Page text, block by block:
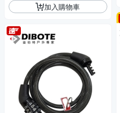
加入購物車